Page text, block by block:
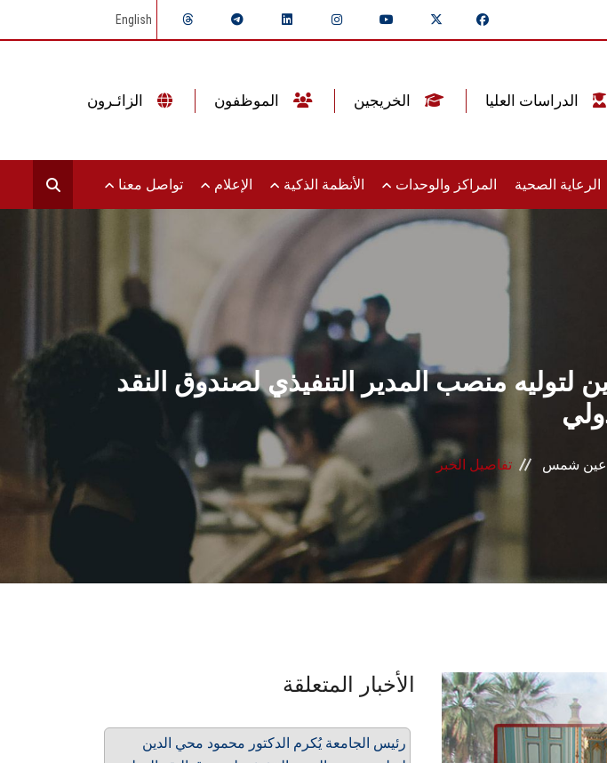
English
الرعاية الصحية المراكز والوحدات الأنظمة الذكية الإعلام تواصل معنا
منصب المدير التنفيذي لصندوق النقد
عين شمس تفاصيل الخبر
الأخبار المتعلقة
رئيس الجامعة يُكرم الدكتور محمود محي الدين